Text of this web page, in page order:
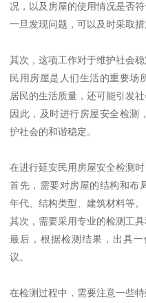
况，以及房屋的使用情况是否符
一旦发现问题，可以及时采取
其次，这项工作对于维护社会稳
民用房屋是人们生活的重要场
居民的生活质量，还可能引发社
因此，及时进行房屋安全检测
护社会的和谐稳定。
在进行延安民用房屋安全检测
首先，需要对房屋的结构和布
年代、结构类型、建筑材料等。
其次，需要采用专业的检测工
最后，根据检测结果，出具
议。
在检测过程中，需要注意一些特